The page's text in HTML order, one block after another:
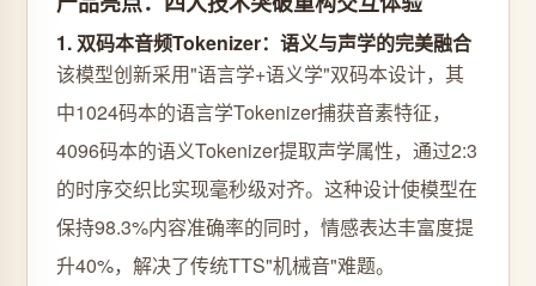
1. 双码本音频Tokenizer：语义与声学的完美融合
该模型创新采用"语言学+语义学"双码本设计，其
中1024码本的语言学Tokenizer捕获音素特征，
4096码本的语义Tokenizer提取声学属性，通过2:3
的时序交织比实现毫秒级对齐。这种设计使模型在
保持98.3%内容准确率的同时，情感表达丰富度提
升40%，解决了传统TTS"机械音"难题。